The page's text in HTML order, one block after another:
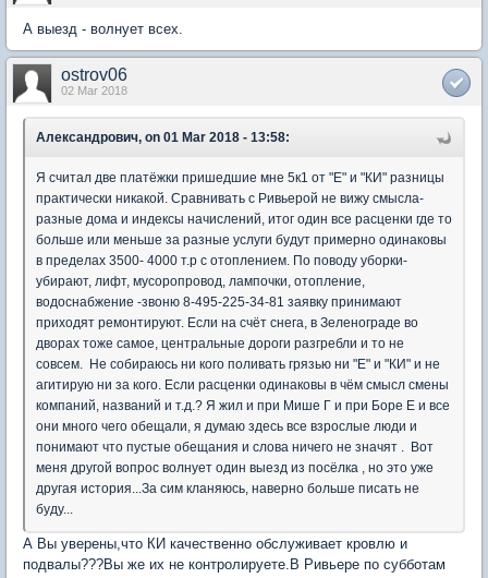
А выезд - волнует всех.
ostrov06
02 Mar 2018
Александрович, on 01 Mar 2018 - 13:58:
Я считал две платёжки пришедшие мне 5к1 от "Е" и "КИ" разницы
практически никакой. Сравнивать с Ривьерой не вижу смысла-
разные дома и индексы начислений, итог один все расценки где то
больше или меньше за разные услуги будут примерно одинаковы
в пределах 3500- 4000 т.р с отоплением. По поводу уборки-
убирают, лифт, мусоропровод, лампочки, отопление,
водоснабжение -звоню 8-495-225-34-81 заявку принимают
приходят ремонтируют. Если на счёт снега, в Зеленограде во
дворах тоже самое, центральные дороги разгребли и то не
совсем. Не собираюсь ни кого поливать грязью ни "Е" и "КИ" и не
агитирую ни за кого. Если расценки одинаковы в чём смысл смены
компаний, названий и т.д.? Я жил и при Мише Г и при Боре Е и все
они много чего обещали, я думаю здесь все взрослые люди и
понимают что пустые обещания и слова ничего не значят . Вот
меня другой вопрос волнует один выезд из посёлка , но это уже
другая история...За сим кланяюсь, наверно больше писать не
буду...
А Вы уверены,что КИ качественно обслуживает кровлю и
подвалы???Вы же их не контролируете.В Ривьере по субботам